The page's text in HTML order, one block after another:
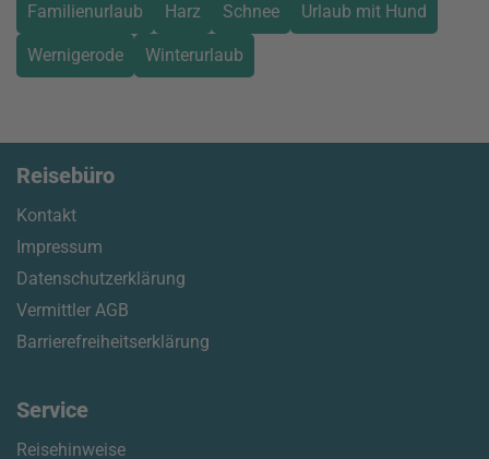
Familienurlaub Harz Schnee Urlaub mit Hund
Wernigerode Winterurlaub
Reisebüro
Kontakt
Impressum
Datenschutzerklärung
Vermittler AGB
Barrierefreiheitserklärung
Service
Reisehinweise